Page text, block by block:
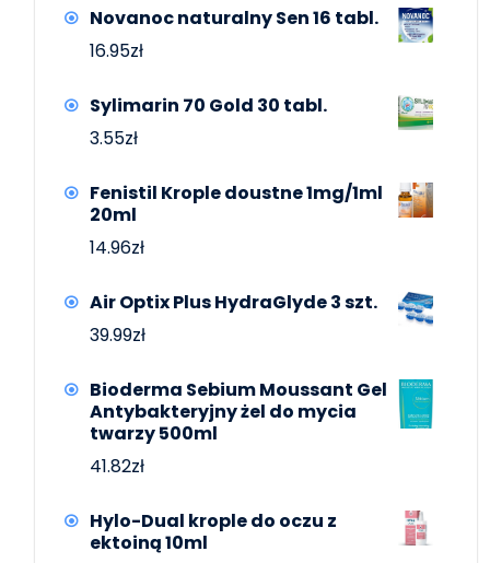
Novanoc naturalny Sen 16 tabl.
16.95zł
Sylimarin 70 Gold 30 tabl.
3.55zł
Fenistil Krople doustne 1mg/1ml
20ml
14.96zł
Air Optix Plus HydraGlyde 3 szt.
39.99zł
Bioderma Sebium Moussant Gel
Antybakteryjny żel do mycia
twarzy 500ml
41.82zł
Hylo-Dual krople do oczu z
ektoiną 10ml